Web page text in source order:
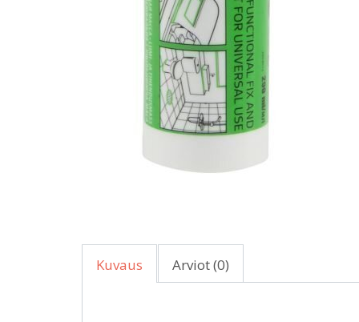
Kuvaus Arviot (0)